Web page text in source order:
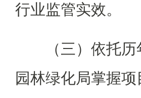
行业监管实效。
（三）依托
园林绿化局掌握